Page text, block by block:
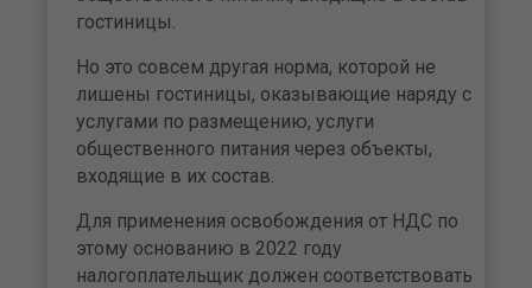
гостиницы.
Но это совсем другая норма, которой не
лишены гостиницы, оказывающие наряду с
услугами по размещению, услуги
общественного питания через объекты,
входящие в их состав.
Для применения освобождения от НДС по
этому основанию в 2022 году
налогоплательщик должен соответствовать